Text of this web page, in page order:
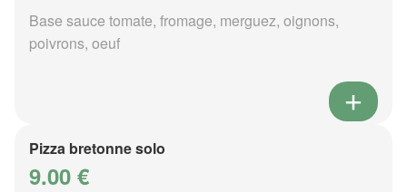
Base sauce tomate, fromage, merguez, oignons,
poivrons, oeuf
Pizza bretonne solo
9.00 €